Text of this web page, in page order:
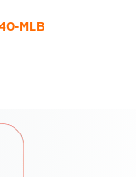
MLB